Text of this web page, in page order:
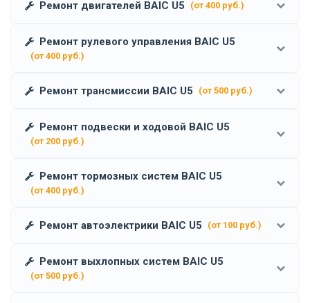
Ремонт двигателей BAIC U5 (от 400 руб.)
Ремонт рулевого управления BAIC U5
(от 400 руб.)
Ремонт трансмиссии BAIC U5 (от 500 руб.)
Ремонт подвески и ходовой BAIC U5
(от 200 руб.)
Ремонт тормозных систем BAIC U5
(от 400 руб.)
Ремонт автоэлектрики BAIC U5 (от 100 руб.)
Ремонт выхлопных систем BAIC U5
(от 500 руб.)